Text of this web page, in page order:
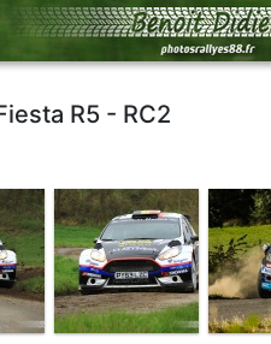
R5 - RC2